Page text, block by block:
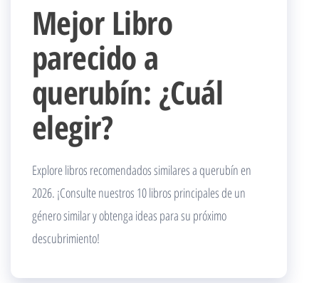
Mejor Libro
parecido a
querubín: ¿Cuál
elegir?
Explore libros recomendados similares a querubín en
2026. ¡Consulte nuestros 10 libros principales de un
género similar y obtenga ideas para su próximo
descubrimiento!